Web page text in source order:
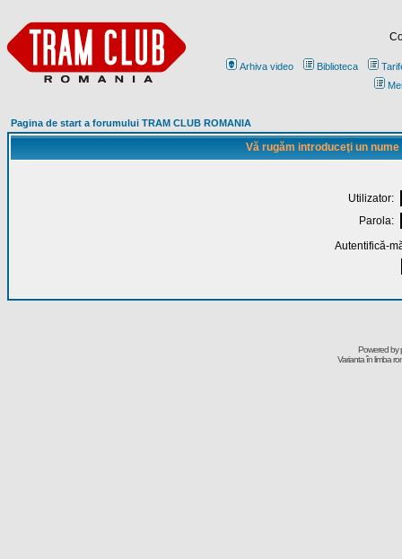
Arhiva video Biblioteca
Pagina de start a forumului TRAM CLUB ROMANIA
Vă rugăm introduceţi un
Utilizator:
Parola:
Autentifică-
Powered by
Varianta în limba